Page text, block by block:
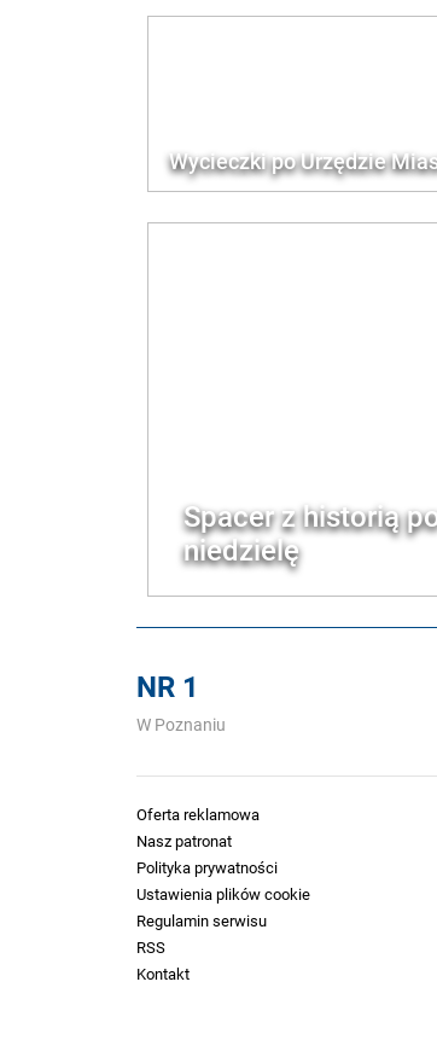
Wycieczki po Urzędzie
Spacer z historią
niedzielę
NR 1
W Poznaniu
Oferta reklamowa
Nasz patronat
Polityka prywatności
Ustawienia plików cookie
Regulamin serwisu
RSS
Kontakt